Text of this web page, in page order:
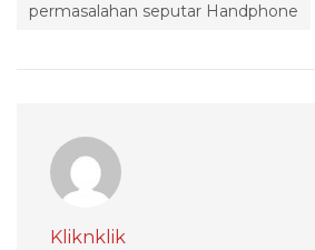
permasalahan seputar Handphone
Kliknklik